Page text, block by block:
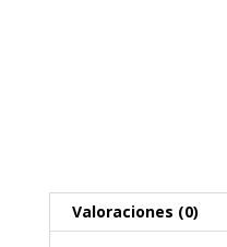
Valoraciones (0)